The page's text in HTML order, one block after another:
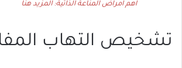
اهم امراض المناعة الذاتية: المزيد هنا
تشخيص التهاب